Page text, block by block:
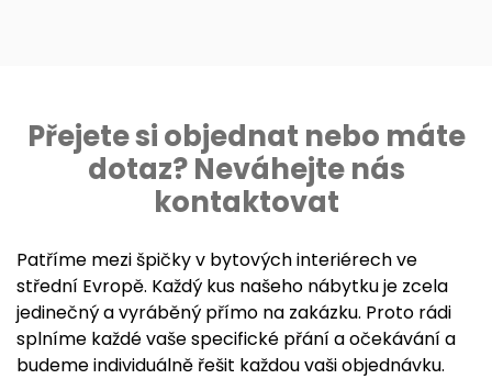
Přejete si objednat nebo máte
dotaz? Neváhejte nás
kontaktovat
Patříme mezi špičky v bytových interiérech ve
střední Evropě. Každý kus našeho nábytku je zcela
jedinečný a vyráběný přímo na zakázku. Proto rádi
splníme každé vaše specifické přání a očekávání a
budeme individuálně řešit každou vaši objednávku.